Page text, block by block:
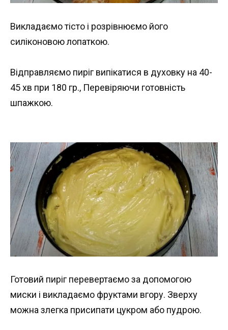
Викладаємо тісто і розрівнюємо його
силіконовою лопаткою.
Відправляємо пиріг випікатися в духовку на 40-
45 хв при 180 гр., Перевіряючи готовність
шпажкою.
Готовий пиріг перевертаємо за допомогою
миски і викладаємо фруктами вгору. Зверху
можна злегка присипати цукром або пудрою.